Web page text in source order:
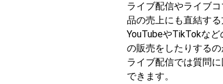
ライブ配信やライブ
品の売上にも直結する
YouTubeやTikTokな
の販売をしたりするの
ライブ配信では質問
できます。